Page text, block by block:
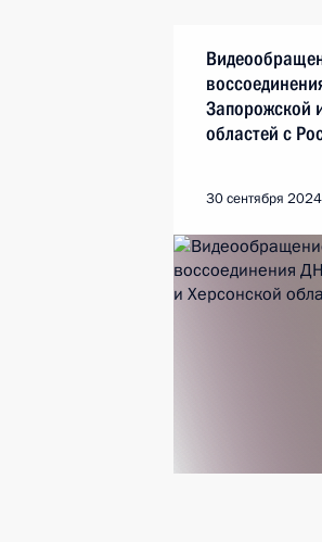
Запорожской
областей с
30 сентября